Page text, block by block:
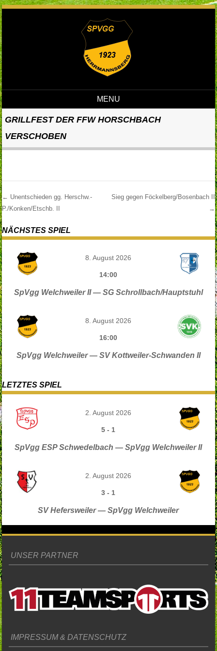
MENU
GRILLFEST DER FFW HORSCHBACH
VERSCHOBEN
Post navigation
← Unentschieden gg. Herschw.-
P./Konken/Etschb. II
Sieg gegen Föckelberg/Bosenbach II
→
NÄCHSTES SPIEL
8. August 2026
14:00
SpVgg Welchweiler II — SG Schrollbach/Hauptstuhl
8. August 2026
16:00
SpVgg Welchweiler — SV Kottweiler-Schwanden II
LETZTES SPIEL
2. August 2026
5 - 1
SpVgg ESP Schwedelbach — SpVgg Welchweiler II
2. August 2026
3 - 1
SV Hefersweiler — SpVgg Welchweiler
UNSER PARTNER
IMPRESSUM & DATENSCHUTZ